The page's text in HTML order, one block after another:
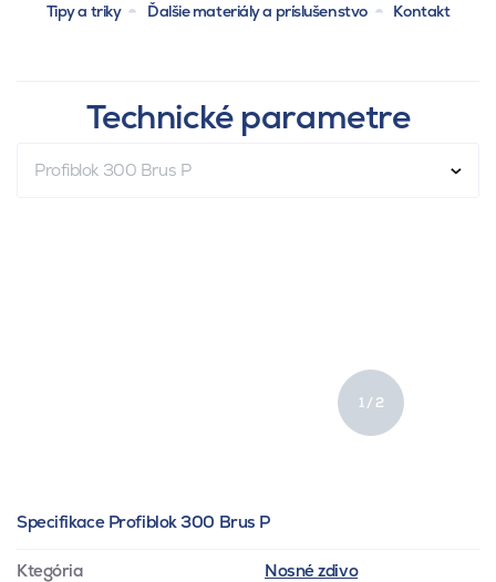
Tipy a triky
Ďalšie materiály a príslušenstvo Kontakt
Technické parametre
Profiblok 300 Brus P
1 / 2
Specifikace Profiblok 300 Brus P
Ktegória Nosné zdivo